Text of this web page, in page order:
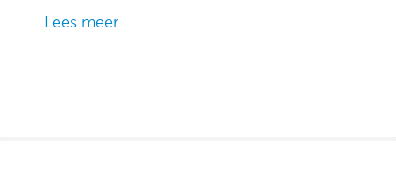
Lees meer